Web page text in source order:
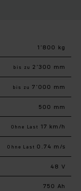
1’800 kg
bis zu 2’300 mm
bis zu 7’000 mm
500 mm
Ohne Last 17 km/h
Ohne Last 0.74 m/s
48 V
750 Ah